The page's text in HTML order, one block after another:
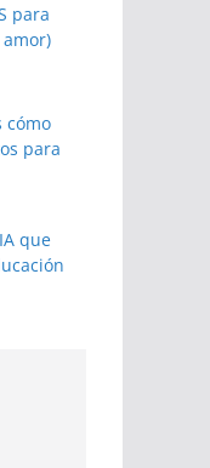
para
cómo
para
que